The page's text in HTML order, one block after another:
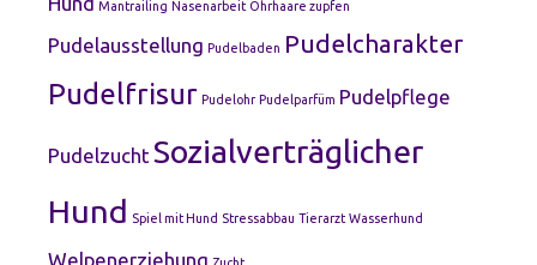
Mantrailing Nasenarbeit Ohrhaare zupfen
Pudelausstellung Pudelbaden Pudelcharakter
Pudelfrisur Pudelohr Pudelparfüm Pudelpflege
Pudelzucht Sozialverträglicher
Hund Spiel mit Hund Stressabbau Tierarzt Wasserhund
Welpenerziehung